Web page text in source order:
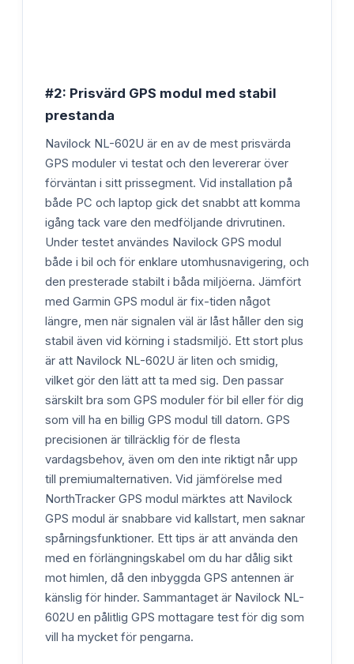
#2: Prisvärd GPS modul med stabil
prestanda
Navilock NL-602U är en av de mest prisvärda
GPS moduler vi testat och den levererar över
förväntan i sitt prissegment. Vid installation på
både PC och laptop gick det snabbt att komma
igång tack vare den medföljande drivrutinen.
Under testet användes Navilock GPS modul
både i bil och för enklare utomhusnavigering, och
den presterade stabilt i båda miljöerna. Jämfört
med Garmin GPS modul är fix-tiden något
längre, men när signalen väl är låst håller den sig
stabil även vid körning i stadsmiljö. Ett stort plus
är att Navilock NL-602U är liten och smidig,
vilket gör den lätt att ta med sig. Den passar
särskilt bra som GPS moduler för bil eller för dig
som vill ha en billig GPS modul till datorn. GPS
precisionen är tillräcklig för de flesta
vardagsbehov, även om den inte riktigt når upp
till premiumalternativen. Vid jämförelse med
NorthTracker GPS modul märktes att Navilock
GPS modul är snabbare vid kallstart, men saknar
spårningsfunktioner. Ett tips är att använda den
med en förlängningskabel om du har dålig sikt
mot himlen, då den inbyggda GPS antennen är
känslig för hinder. Sammantaget är Navilock NL-
602U en pålitlig GPS mottagare test för dig som
vill ha mycket för pengarna.